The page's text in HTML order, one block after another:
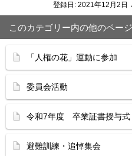
登録日: 2021年12月2日
このカテゴリー内の他のページ
「人権の花」運動に参加
委員会活動
令和7年度 卒業証書授与式
避難訓練・追悼集会